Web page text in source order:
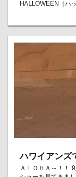
HALLOWEEN（ハ
ハワイアンズ
ＡＬＯＨＡ～！！